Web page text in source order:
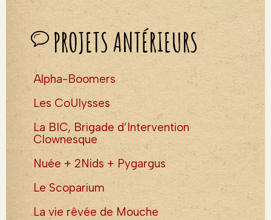
PROJETS ANTÉRIEURS
Alpha-Boomers
Les CoUlysses
La BIC, Brigade d’Intervention
Clownesque
Nuée + 2Nids + Pygargus
Le Scoparium
La vie rêvée de Mouche